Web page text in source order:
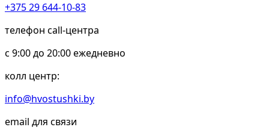
+375 29 644-10-83
телефон call-центра
c 9:00 до 20:00 ежедневно
колл центр:
info@hvostushki.by
email для связи